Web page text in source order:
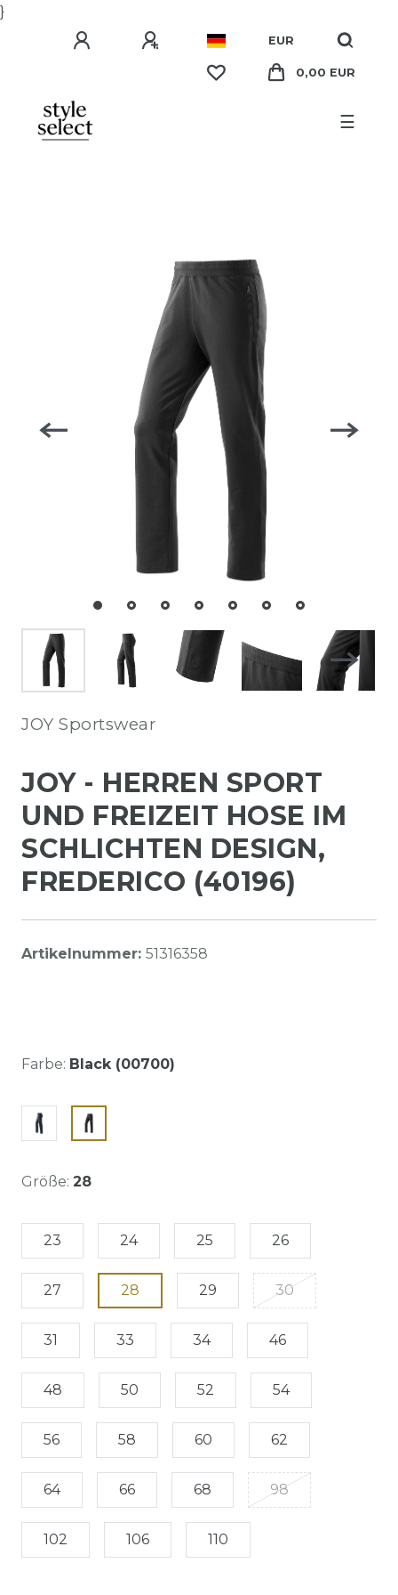
}
EUR
0,00 EUR
☰
JOY Sportswear
JOY - HERREN SPORT
UND FREIZEIT HOSE IM
SCHLICHTEN DESIGN,
FREDERICO (40196)
Artikelnummer: 51316358
Farbe: Black (00700)
Größe: 28
23 24 25 26
27 28 29 30
31 33 34 46
48 50 52 54
56 58 60 62
64 66 68 98
102 106 110